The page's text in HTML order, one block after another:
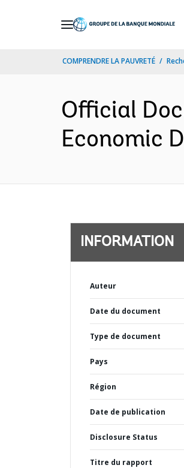
COMPRENDRE LA PAUVRETÉ
Official
Economic
INFORMATION
Auteur
Date du document
Type de document
Pays
Région
Date de publication
Disclosure Status
Titre du rapport